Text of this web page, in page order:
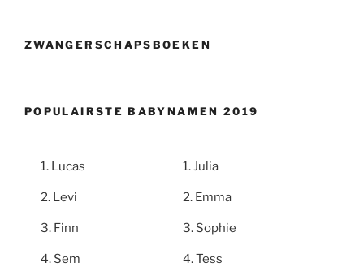
ZWANGERSCHAPSBOEKEN
POPULAIRSTE BABYNAMEN 2019
Lucas
Levi
Finn
Sem
Julia
Emma
Sophie
Tess